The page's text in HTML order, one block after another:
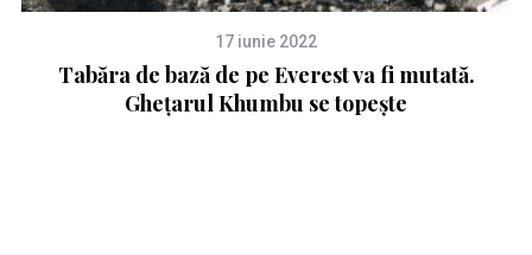
17 iunie 2022
Tabăra de bază de pe Everest va fi mutată.
Ghețarul Khumbu se topește